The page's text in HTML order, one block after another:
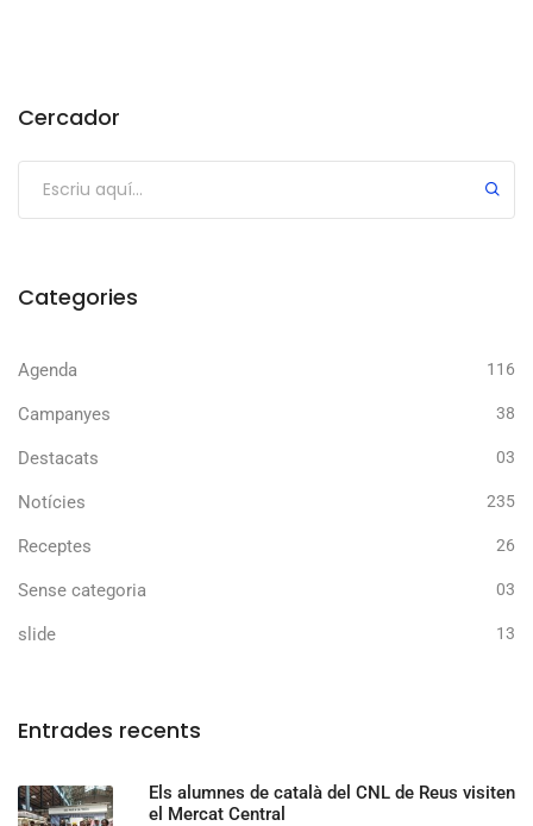
Cercador
Categories
Agenda 116
Campanyes 38
Destacats 03
Notícies 235
Receptes 26
Sense categoria 03
slide 13
Entrades recents
Els alumnes de català del CNL de Reus visiten
el Mercat Central